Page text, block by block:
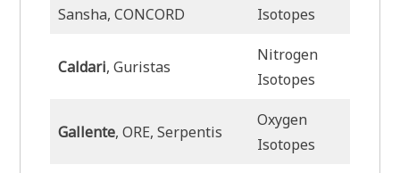
Sansha, CONCORD
Isotopes
Caldari, Guristas
Nitrogen
Isotopes
Gallente, ORE, Serpentis
Oxygen
Isotopes